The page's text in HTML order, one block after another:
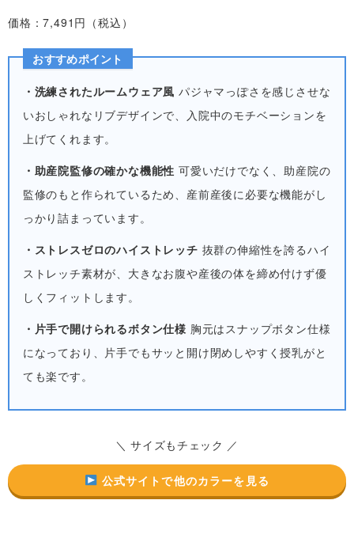
価格：7,491円（税込）
おすすめポイント
・洗練されたルームウェア風 パジャマっぽさを感じさせな
いおしゃれなリブデザインで、入院中のモチベーションを
上げてくれます。
・助産院監修の確かな機能性 可愛いだけでなく、助産院の
監修のもと作られているため、産前産後に必要な機能がし
っかり詰まっています。
・ストレスゼロのハイストレッチ 抜群の伸縮性を誇るハイ
ストレッチ素材が、大きなお腹や産後の体を締め付けず優
しくフィットします。
・片手で開けられるボタン仕様 胸元はスナップボタン仕様
になっており、片手でもサッと開け閉めしやすく授乳がと
ても楽です。
＼ サイズもチェック ／
公式サイトで他のカラーを見る